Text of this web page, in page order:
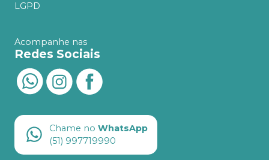
LGPD
Acompanhe nas
Redes Sociais
Chame no WhatsApp
(51) 997719990